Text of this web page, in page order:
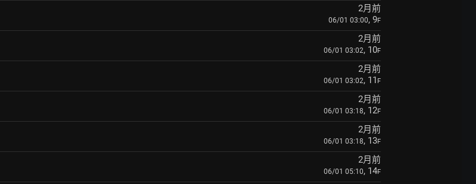
2月前
06/01 03:00, 9F
2月前
06/01 03:02, 10F
2月前
06/01 03:02, 11 F
2月前
06/01 03:18, 12F
2月前
06/01 03:18, 13F
2月前
06/01 05:10, 14F